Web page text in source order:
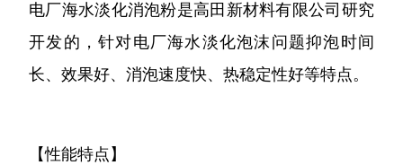
电厂海水淡化消泡粉是高田新材料有限公司研究
开发的，针对电厂海水淡化泡沫问题抑泡时间
长、效果好、消泡速度快、热稳定性好等特点。
【性能特点】